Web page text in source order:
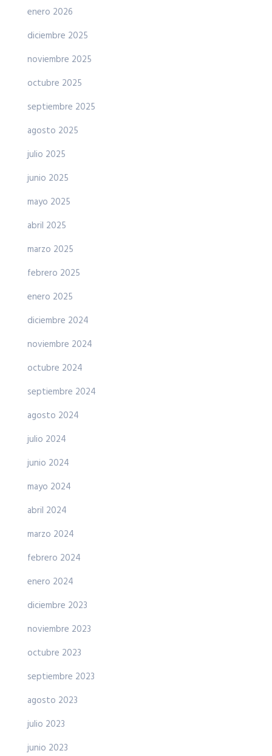
enero 2026
diciembre 2025
noviembre 2025
octubre 2025
septiembre 2025
agosto 2025
julio 2025
junio 2025
mayo 2025
abril 2025
marzo 2025
febrero 2025
enero 2025
diciembre 2024
noviembre 2024
octubre 2024
septiembre 2024
agosto 2024
julio 2024
junio 2024
mayo 2024
abril 2024
marzo 2024
febrero 2024
enero 2024
diciembre 2023
noviembre 2023
octubre 2023
septiembre 2023
agosto 2023
julio 2023
junio 2023